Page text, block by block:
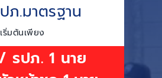
ภ.มาตรฐาน
ริ่มต้นเพียง
รปภ. 1 นาย